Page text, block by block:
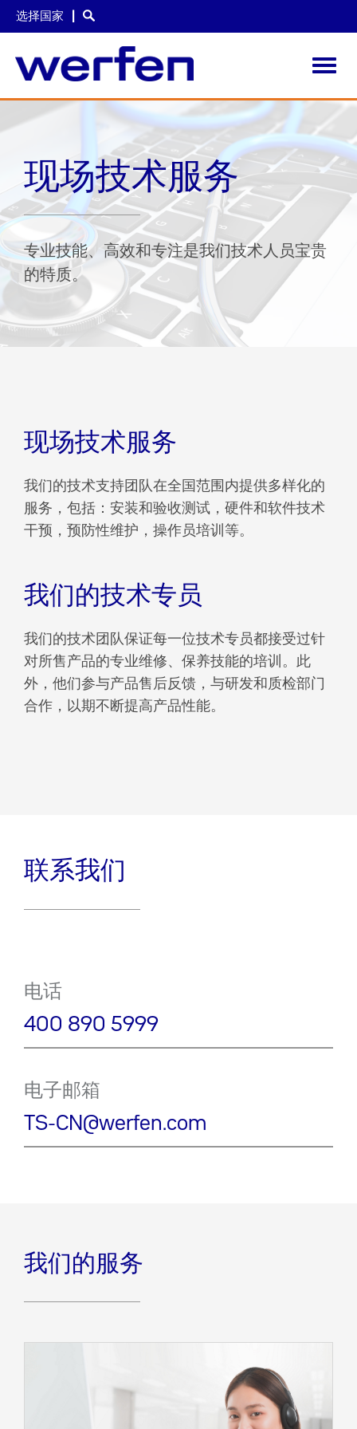
选择国家
容
现场技术服务
专业技能、高效和专注是我们技术人员宝贵
的特质。
现场技术服务
我们的技术支持团队在全国范围内提供多样化的
服务，包括：安装和验收测试，硬件和软件技术
干预，预防性维护，操作员培训等。
我们的技术专员
我们的技术团队保证每一位技术专员都接受过针
对所售产品的专业维修、保养技能的培训。此
外，他们参与产品售后反馈，与研发和质检部门
合作，以期不断提高产品性能。
联系我们
电话
400 890 5999
电子邮箱
TS-CN@werfen.com
我们的服务